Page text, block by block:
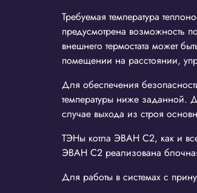
Требуемая температура
предусмотрена возможность
внешнего термостата может
помещении на расстоянии,
Для обеспечения
температуры ниже заданной.
случае выхода из строя
ТЭНы котла ЭВАН С2, как и
ЭВАН С2 реализована
Для работы в системах с